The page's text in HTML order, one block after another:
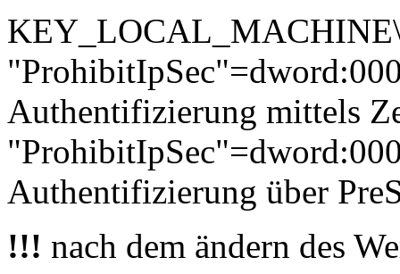
Authentifizierung mittels
Authentifizierung über
!!! nach dem ändern des